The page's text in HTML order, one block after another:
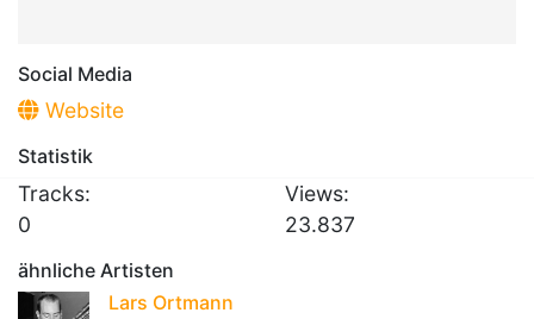
Social Media
Website
Statistik
Tracks:
0
Views:
23.837
ähnliche Artisten
Lars Ortmann